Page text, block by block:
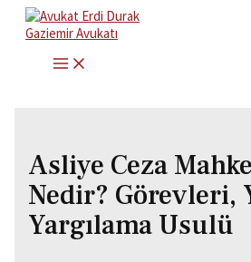
İçeriğe
atla
MAIN
MENU
Asliye Ceza
Nedir? Görevleri,
Yargılama Usulü